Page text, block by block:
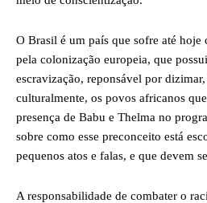
O Brasil é um país que sofre até hoje
pela colonização europeia, que
escravização, reponsável por
culturalmente, os povos africanos
presença de Babu e Thelma no
sobre como esse preconceito está
pequenos atos e falas, e que devem
A responsabilidade de combater o